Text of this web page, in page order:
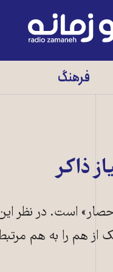
فرهنگ
ذاکر
است. در نظر
از هم را به هم